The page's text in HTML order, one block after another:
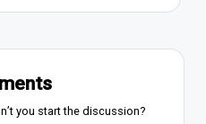
you start the discussion?